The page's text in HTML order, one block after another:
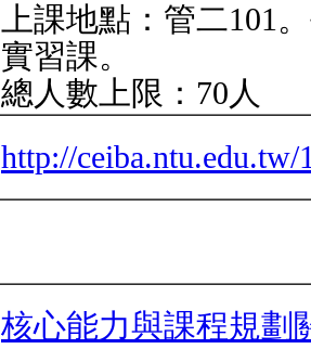
上課地點：管二101
實習課。
總人數上限：70人
http://
核心能力與課程規劃